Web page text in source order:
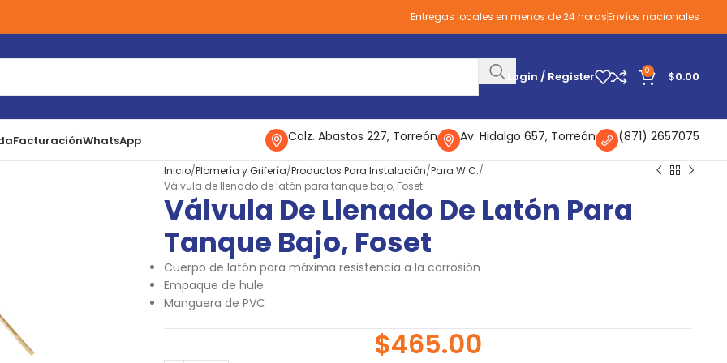
Entregas locales en menos de 24 horasEnvíos nacionales
Login / Register 0 $0.00
FacturaciónWhatsApp Calz. Abastos 227, Torreón Av. Hidalgo 657, Torreón (871) 2657075
Inicio Plomería y Grifería Productos Para Instalación Para W.C.
Válvula de llenado de latón para tanque bajo, Foset
Válvula De Llenado De Latón Para
Tanque Bajo, Foset
Cuerpo de latón para máxima resistencia a la corrosión
Empaque de hule
Manguera de PVC
$465.00